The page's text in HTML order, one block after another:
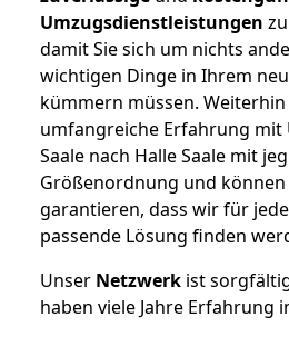
Umzugsdienstleistungen
damit Sie sich um nichts
wichtigen Dinge in Ihrem
kümmern müssen.
umfangreiche Erfahrung mit
Saale nach Halle Saale mit
Größenordnung und
garantieren, dass wir für
passende Lösung finden
Unser Netzwerk ist
haben viele Jahre Erfahrung